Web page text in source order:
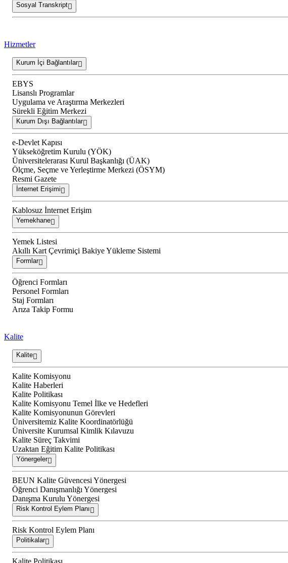
Sosyal Transkript
Hizmetler
Kurum İçi Bağlantılar
EBYS
Lisanslı Programlar
Uygulama ve Araştırma Merkezleri
Sürekli Eğitim Merkezi
Kurum Dışı Bağlantılar
e-Devlet Kapısı
Yükseköğretim Kurulu (YÖK)
Üniversitelerarası Kurul Başkanlığı (ÜAK)
Ölçme, Seçme ve Yerleştirme Merkezi (ÖSYM)
Resmi Gazete
İnternet Erişimi
Kablosuz İnternet Erişim
Yemekhane
Yemek Listesi
Akıllı Kart Çevrimiçi Bakiye Yükleme Sistemi
Formlar
Öğrenci Formları
Personel Formları
Staj Formları
Arıza Takip Formu
Kalite
Kalite
Kalite Komisyonu
Kalite Haberleri
Kalite Politikası
Kalite Komisyonu Temel İlke ve Hedefleri
Kalite Komisyonunun Görevleri
Üniversitemiz Kalite Koordinatörlüğü
Üniversite Kurumsal Kimlik Kılavuzu
Kalite Süreç Takvimi
Uzaktan Eğitim Kalite Politikası
Yönergeler
BEUN Kalite Güvencesi Yönergesi
Öğrenci Danışmanlığı Yönergesi
Danışma Kurulu Yönergesi
Risk Kontrol Eylem Planı
Risk Kontrol Eylem Planı
Politikalar